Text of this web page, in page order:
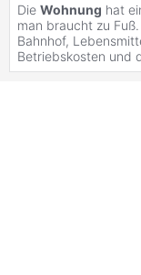
Die Wohnung hat
man braucht zu
Bahnhof,
Betriebskosten und